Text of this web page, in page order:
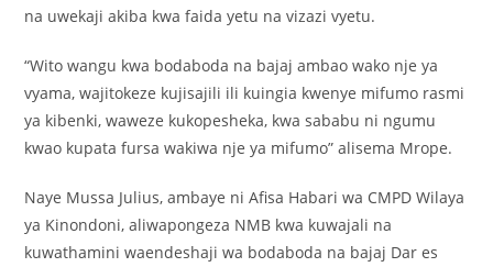
na uwekaji akiba kwa faida yetu na vizazi vyetu.
“Wito wangu kwa bodaboda na bajaj ambao wako nje ya
vyama, wajitokeze kujisajili ili kuingia kwenye mifumo rasmi
ya kibenki, waweze kukopesheka, kwa sababu ni ngumu
kwao kupata fursa wakiwa nje ya mifumo” alisema Mrope.
Naye Mussa Julius, ambaye ni Afisa Habari wa CMPD Wilaya
ya Kinondoni, aliwapongeza NMB kwa kuwajali na
kuwathamini waendeshaji wa bodaboda na bajaj Dar es